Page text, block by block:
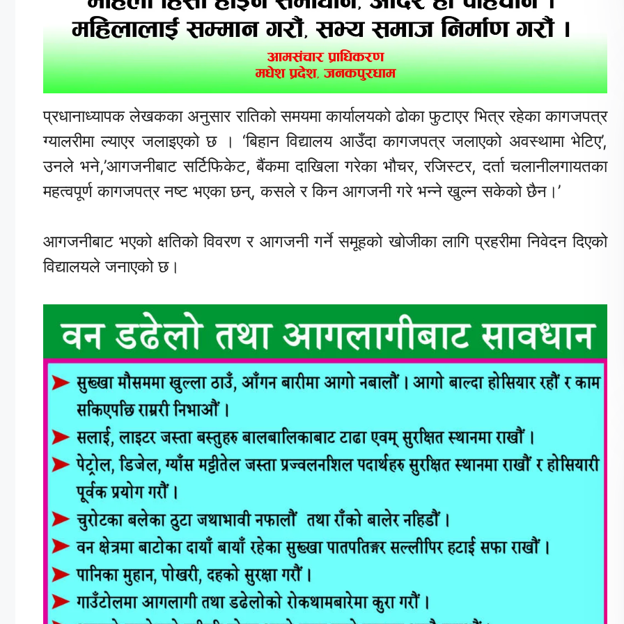
प्रधानाध्यापक लेखकका अनुसार रातिको समयमा कार्यालयको ढोका फुटाएर भित्र रहेका कागजपत्र
ग्यालरीमा ल्याएर जलाइएको छ । ‘बिहान विद्यालय आउँदा कागजपत्र जलाएको अवस्थामा भेटिए’,
उनले भने,’आगजनीबाट सर्टिफिकेट, बैंकमा दाखिला गरेका भौचर, रजिस्टर, दर्ता चलानीलगायतका
महत्वपूर्ण कागजपत्र नष्ट भएका छन्, कसले र किन आगजनी गरे भन्ने खुल्न सकेको छैन।’
आगजनीबाट भएको क्षतिको विवरण र आगजनी गर्ने समूहको खोजीका लागि प्रहरीमा निवेदन दिएको
विद्यालयले जनाएको छ।